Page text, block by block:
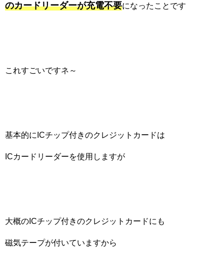
のカードリーダーが充電不要になったことです
これすごいですネ～
基本的にICチップ付きのクレジットカードは
ICカードリーダーを使用しますが
大概のICチップ付きのクレジットカードにも
磁気テープが付いていますから